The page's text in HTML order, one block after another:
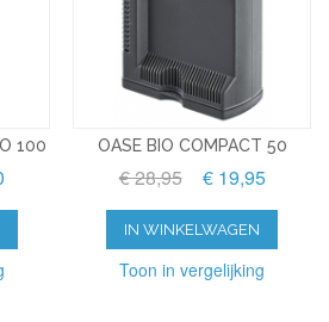
100 OASE BIO COMPACT 50
€ 28,95 € 19,95
IN WINKELWAGEN
Toon in vergelijking